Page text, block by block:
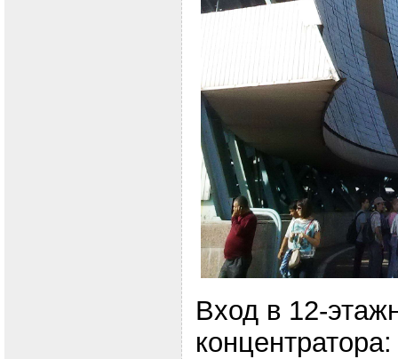
Вход в 12-
концентратора: